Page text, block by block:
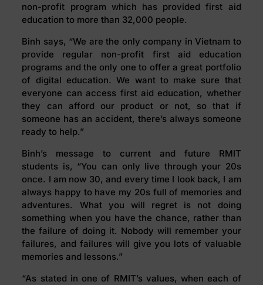
non-profit program which has provided first aid
education to more than 32,000 people.
Binh says, “We are the only company in Vietnam to
provide regular non-profit first aid education
programs and the only one to offer a great portfolio
of digital education. We want to make sure that
everyone can access first aid education, whether
they can afford our product or not, so that if
someone has an accident, there’s always someone
ready to help.”
Binh’s message to current and future RMIT
students is, “You can only live through your 20s
once. I am now 30, and every time I look back, I am
always happy to have my 20s full of memories and
adventures. What you will regret is not doing
something when you have the chance, rather than
the failure of doing it. Nobody will remember your
failures, and failures will give you lots of valuable
memories and lessons.”
“As stated in one of RMIT’s values, when each of